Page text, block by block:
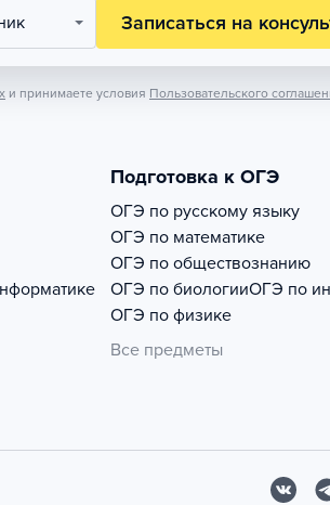
Записаться на
и принимаете условия Пользовательского
Подготовка к ОГЭ
ОГЭ по русскому языку
ОГЭ по математике
ОГЭ по обществознанию
ОГЭ по биологииОГЭ по
ОГЭ по физике
Все предметы